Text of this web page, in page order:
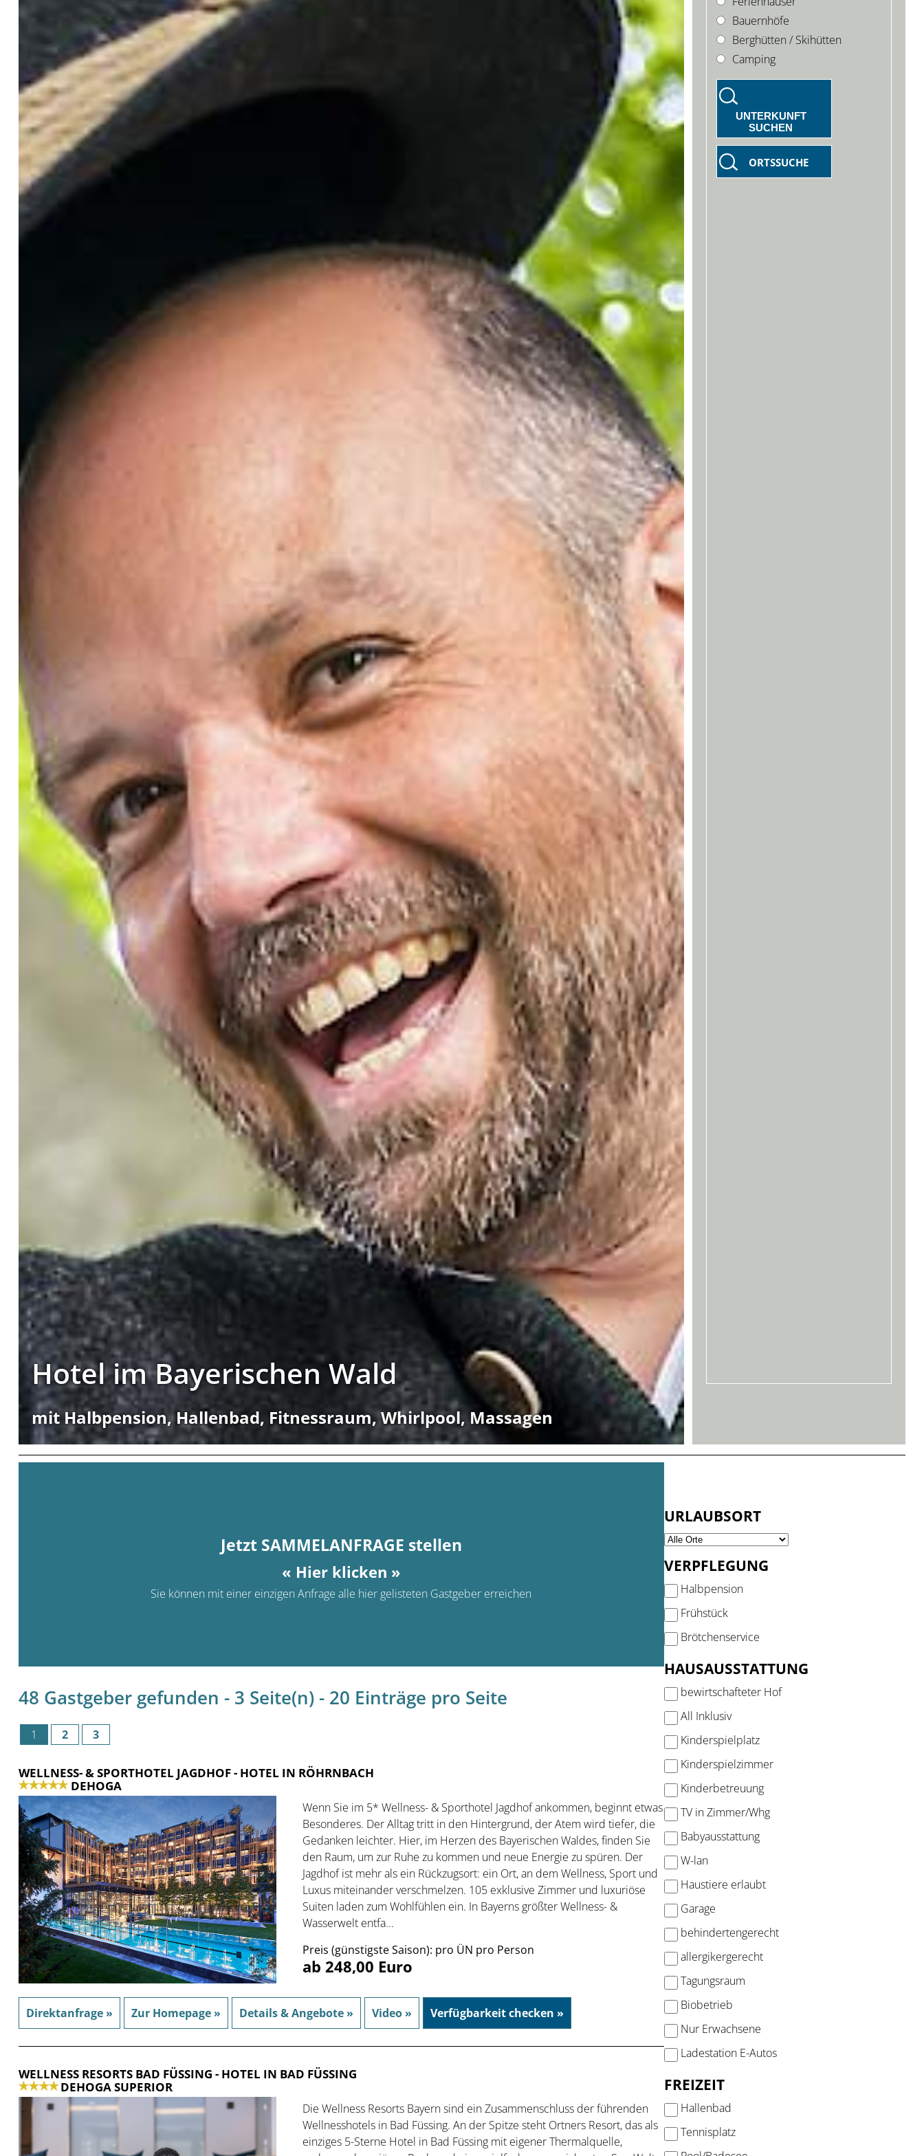
Hotel im Bayerischen Wald
mit Halbpension, Hallenbad, Fitnessraum, Whirlpool, Massagen
Bauernhöfe
Berghütten / Skihütten
Camping
UNTERKUNFT
SUCHEN
ORTSSUCHE
Jetzt SAMMELANFRAGE stellen
« Hier klicken »
Sie können mit einer einzigen Anfrage alle hier gelisteten Gastgeber erreichen
48 Gastgeber gefunden - 3 Seite(n) - 20 Einträge pro Seite
1 2 3
WELLNESS- & SPORTHOTEL JAGDHOF- HOTEL IN RÖHRNBACH
DEHOGA
Wenn Sie im 5* Wellness- & Sporthotel Jagdhof ankommen, beginnt etwas
Besonderes. Der Alltag tritt in den Hintergrund, der Atem wird tiefer, die
Gedanken leichter. Hier, im Herzen des Bayerischen Waldes, finden Sie
den Raum, um zur Ruhe zu kommen und neue Energie zu spüren. Der
Jagdhof ist mehr als ein Rückzugsort: ein Ort, an dem Wellness, Sport und
Luxus miteinander verschmelzen. 105 exklusive Zimmer und luxuriöse
Suiten laden zum Wohlfühlen ein. In Bayerns größter Wellness- &
Wasserwelt entfa...
Preis (günstigste Saison): pro ÜN pro Person
ab 248,00 Euro
Direktanfrage » Zur Homepage » Details & Angebote » Video » Verfügbarkeit checken »
WELLNESS RESORTS BAD FÜSSING - HOTEL IN BAD FÜSSING
DEHOGA SUPERIOR
Die Wellness Resorts Bayern sind ein Zusammenschluss der führenden
Wellnesshotels in Bad Füssing. An der Spitze steht Ortners Resort, das als
einziges 5-Sterne Hotel in Bad Füssing mit eigener Thermalquelle,
URLAUBSORT
VERPFLEGUNG
Halbpension
Frühstück
Brötchenservice
HAUSAUSSTATTUNG
bewirtschafteter Hof
All Inklusiv
Kinderspielplatz
Kinderspielzimmer
Kinderbetreuung
TV in Zimmer/Whg
Babyausstattung
W-lan
Haustiere erlaubt
Garage
behindertengerecht
allergikergerecht
Tagungsraum
Biobetrieb
Nur Erwachsene
Ladestation E-Autos
FREIZEIT
Hallenbad
Tennisplatz